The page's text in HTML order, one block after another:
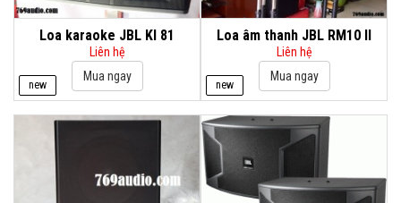
new
Loa karaoke JBL KI 81
Liên hệ
new
Loa âm thanh JBL RM10 II
Liên hệ